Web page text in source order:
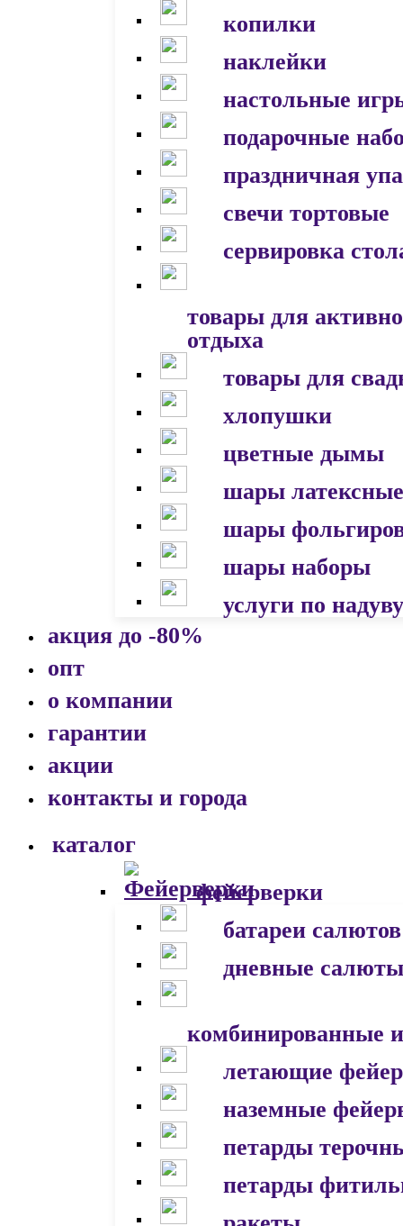
копилки
наклейки
настольные
подарочные
праздничная
свечи тортовые
сервировка
товары для
отдыха
товары для
хлопушки
цветные дымы
шары латексные
шары
шары наборы
услуги по надуву
акция до -80%
опт
о компании
гарантии
акции
контакты и города
каталог
фейерверки
батареи салютов
дневные салюты
комбинированные
летающие
наземные
петарды
петарды